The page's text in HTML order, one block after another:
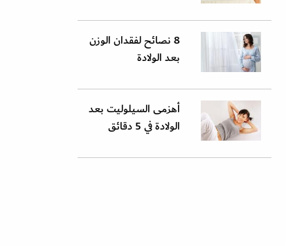
8 نصائح لفقدان الوزن
بعد الولادة
أهزمى السيلوليت بعد
الولادة في 5 دقائق